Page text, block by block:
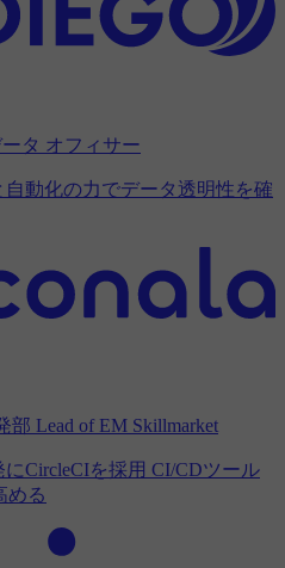
ータ オフィサー
動化の力でデータ透明性を確
Lead of EM Skillmarket
CircleCIを採用 CI/CDツール
める